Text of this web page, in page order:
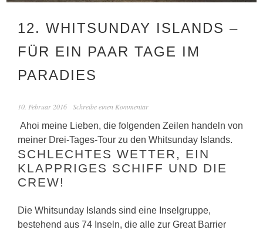
12. WHITSUNDAY ISLANDS –
FÜR EIN PAAR TAGE IM
PARADIES
10. Februar 2016 Schreibe einen Kommentar
Ahoi meine Lieben, die folgenden Zeilen handeln von
meiner Drei-Tages-Tour zu den Whitsunday Islands.
SCHLECHTES WETTER, EIN
KLAPPRIGES SCHIFF UND DIE
CREW!
Die Whitsunday Islands sind eine Inselgruppe,
bestehend aus 74 Inseln, die alle zur Great Barrier